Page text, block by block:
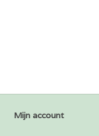
Mijn account